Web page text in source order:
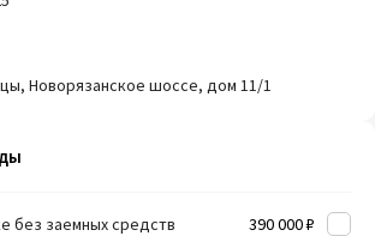
Новорязанское шоссе, дом 11/1
без заемных средств 390 000 ₽